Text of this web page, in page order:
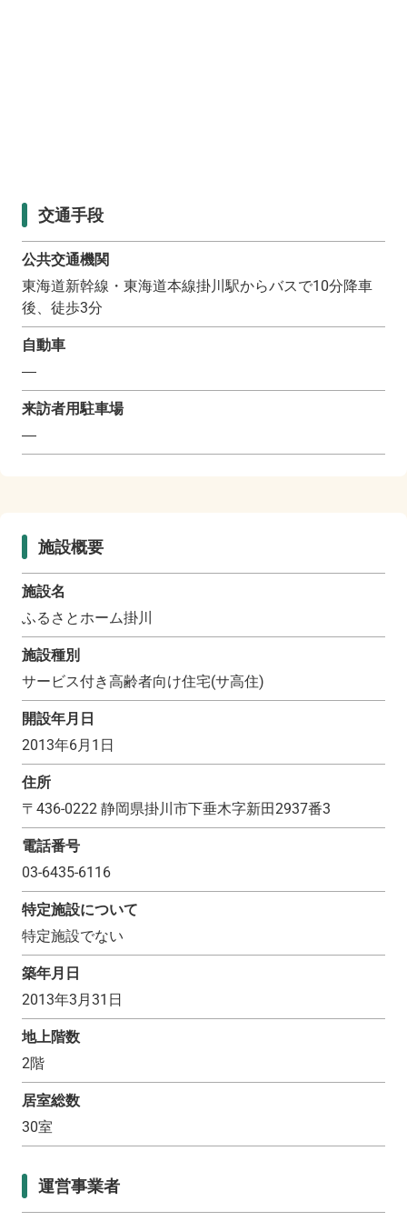
交通手段
公共交通機関
東海道新幹線・東海道本線掛川駅からバスで10分降車
後、徒歩3分
自動車
―
来訪者用駐車場
―
施設概要
施設名
ふるさとホーム掛川
施設種別
サービス付き高齢者向け住宅(サ高住)
開設年月日
2013年6月1日
住所
〒 436-0222 静岡県掛川市下垂木字新田2937番3
電話番号
03-6435-6116
特定施設について
特定施設でない
築年月日
2013年3月31日
地上階数
2階
居室総数
30室
運営事業者